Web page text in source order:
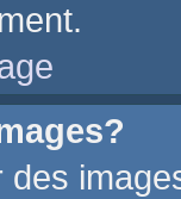
des